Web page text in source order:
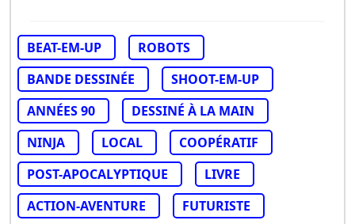
BEAT-EM-UP
ROBOTS
BANDE DESSINÉE
SHOOT-EM-UP
ANNÉES 90
DESSINÉ À LA MAIN
NINJA
LOCAL
COOPÉRATIF
POST-APOCALYPTIQUE
LIVRE
ACTION-AVENTURE
FUTURISTE